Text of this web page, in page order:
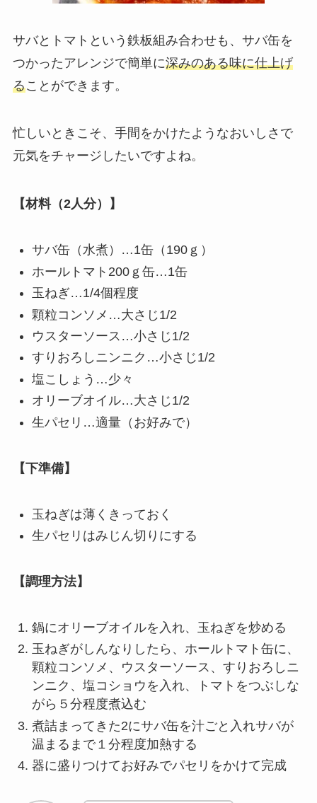
サバとトマトという鉄板組み合わせも、サバ缶を
つかったアレンジで簡単に深みのある味に仕上げ
ることができます。
忙しいときこそ、手間をかけたようなおいしさで
元気をチャージしたいですよね。
【材料（2人分）】
サバ缶（水煮）…1缶（190ｇ）
ホールトマト200ｇ缶…1缶
玉ねぎ…1/4個程度
顆粒コンソメ…大さじ1/2
ウスターソース…小さじ1/2
すりおろしニンニク…小さじ1/2
塩こしょう…少々
オリーブオイル…大さじ1/2
生パセリ…適量（お好みで）
【下準備】
玉ねぎは薄くきっておく
生パセリはみじん切りにする
【調理方法】
鍋にオリーブオイルを入れ、玉ねぎを炒める
玉ねぎがしんなりしたら、ホールトマト缶に、
顆粒コンソメ、ウスターソース、すりおろしニ
ンニク、塩コショウを入れ、トマトをつぶしな
がら５分程度煮込む
煮詰まってきた2にサバ缶を汁ごと入れサバが
温まるまで１分程度加熱する
器に盛りつけてお好みでパセリをかけて完成